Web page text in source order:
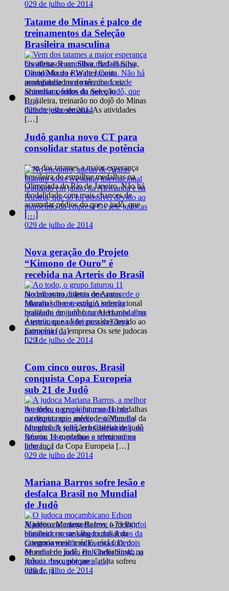
029 de julho de 2014
Tatame do Minas é palco de
treinamentos da Seleção
Brasileira masculina
Os atletas Ruan Silva, Rafael Silva,
David Moura e Walter Costa
acompanhados do técnico Luiz
Shinohara, todos da Seleção
Brasileira, treinarão no dojô do Minas
durante esta semana. As atividades
[…]
029 de julho de 2014
Judô ganha novo CT para
consolidar status de potência
Vem dos tatames a maior esperança
brasileira de empilhar medalhas na
Olimpíada do Rio de Janeiro. Não há
modalidade com mais chances de
acumular pódios do que o judô, que
[…]
029 de julho de 2014
Nova geração do Projeto
“Kimono de Ouro” é
recebida na Arteris do Brasil
No encontro, atletas de Araras
falaram sobre o estágio internacional
realizado em junho na Alemanha e na
Áustria, que só foi possível devido ao
patrocínio da empresa Os sete judocas
[…]
029 de julho de 2014
Com cinco ouros, Brasil
conquista Copa Europeia
sub 21 de Judô
Ao todo, o grupo faturou 11 medalhas
na disputa que antecede o Mundial da
categoria A seleção brasileira de judô
faturou 11 medalhas e terminou na
liderança da Copa Europeia […]
029 de julho de 2014
Mariana Barros sofre lesão e
desfalca Brasil no Mundial
de Judô
A judoca Mariana Barros, a melhor
brasileira no ranking mundial da
categoria meio médio, está fora do
Mundial de judô, em Cheliabinsk, na
Rússia. Isso, porque a atleta sofreu
uma […]
028 de julho de 2014